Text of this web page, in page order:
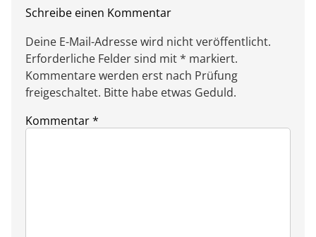
Schreibe einen Kommentar
Deine E-Mail-Adresse wird nicht veröffentlicht.
Erforderliche Felder sind mit * markiert.
Kommentare werden erst nach Prüfung
freigeschaltet. Bitte habe etwas Geduld.
Kommentar*